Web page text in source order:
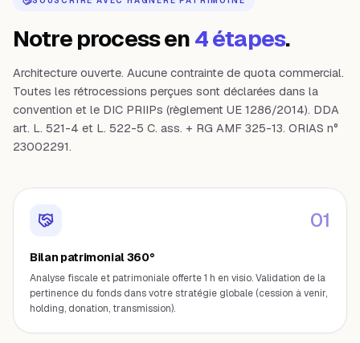
Notre process en4 étapes.
Architecture ouverte. Aucune contrainte de quota commercial.
Toutes les rétrocessions perçues sont déclarées dans la
convention et le DIC PRIIPs (règlement UE 1286/2014). DDA
art. L. 521-4 et L. 522-5 C. ass. + RG AMF 325-13. ORIAS n°
23002291.
01
Bilan patrimonial 360°
Analyse fiscale et patrimoniale offerte 1 h en visio. Validation de la
pertinence du fonds dans votre stratégie globale (cession à venir,
holding, donation, transmission).